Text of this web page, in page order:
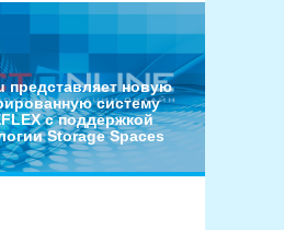
представляет новую
систему
с поддержкой
Storage Spaces